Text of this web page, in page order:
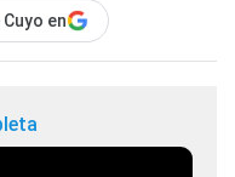
en